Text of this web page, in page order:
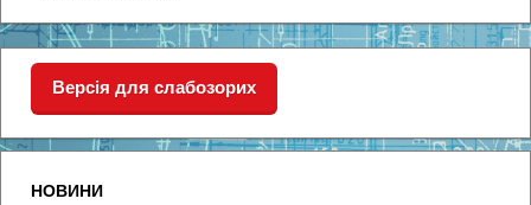
Версія для слабозорих
НОВИНИ